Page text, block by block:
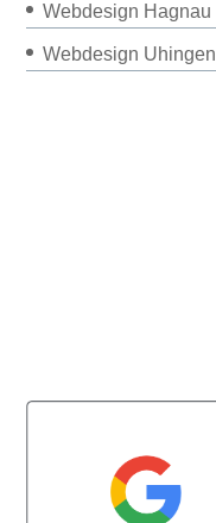
Webdesign Hagnau
Webdesign Uhingen